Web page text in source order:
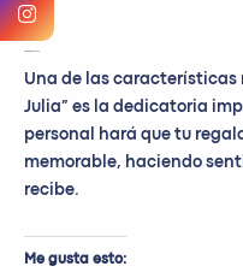
Una de las características
Julia” es la dedicatoria
personal hará que tu
memorable, haciendo
recibe.
Me gusta esto: